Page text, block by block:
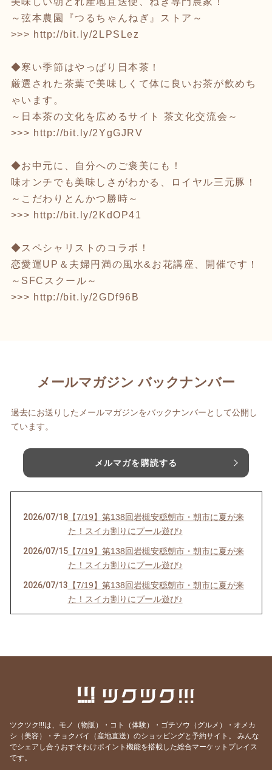
～弦本農園『つるちゃんねぎ』ストア～
>>> http://bit.ly/2LPSLez
◆寒い季節はやっぱり日本茶！
厳選された茶葉で美味しくて体に良いお茶が飲めち
ゃいます。
～日本茶の文化を広めるサイト 茶文化交流会～
>>> http://bit.ly/2YgGJRV
◆お中元に、自分へのご褒美にも！
味オンチでも美味しさがわかる、ロイヤル三元豚！
～こだわりとんかつ勝時～
>>> http://bit.ly/2KdOP41
◆スペシャリストのコラボ！
恋愛運UP＆夫婦円満の風水&お花講座、開催です！
～SFCスクール～
>>> http://bit.ly/2GDf96B
メールマガジン バックナンバー
過去にお送りしたメールマガジンをバックナンバーとして公開し
ています。
メルマガを購読する
2026/07/18【7/19】第138回岩槻安穏朝市・朝市に夏が来
た！スイカ割りにプール遊び♪
2026/07/15【7/19】第138回岩槻安穏朝市・朝市に夏が来
た！スイカ割りにプール遊び♪
2026/07/13 【7/19】第138回岩槻安穏朝市・朝市に夏が来
た！スイカ割りにプール遊び♪
【6/21】第137回岩槻安穏朝市・父の日ワーク
ショップまつり開催！パパ自慢大会で賞品をゲ
2026/06/10【6/21】第137回岩槻安穏朝市・父の日ワーク
ショップまつり開催！パパ自慢大会で賞品をゲ
ツクツク!!!は、モノ（物販）・コト（体験）・ゴチソウ（グルメ）・オメカ
シ（美容）・チョクバイ（産地直送）のショッピングと予約サイト。
みんな
でシェアし合うおすそわけポイント機能を搭載した総合マーケットプレイス
です。